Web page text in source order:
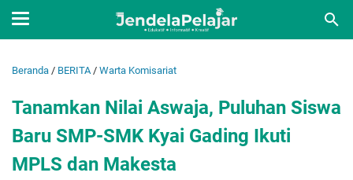
Beranda / BERITA / Warta Komisariat
Tanamkan Nilai Aswaja, Puluhan Siswa
Baru SMP-SMK Kyai Gading Ikuti
MPLS dan Makesta